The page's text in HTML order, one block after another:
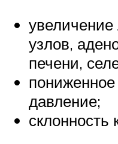
узлов,
печени,
давление;